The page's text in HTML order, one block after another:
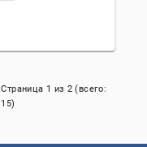
Страница 1 из 2 (всего:
15)